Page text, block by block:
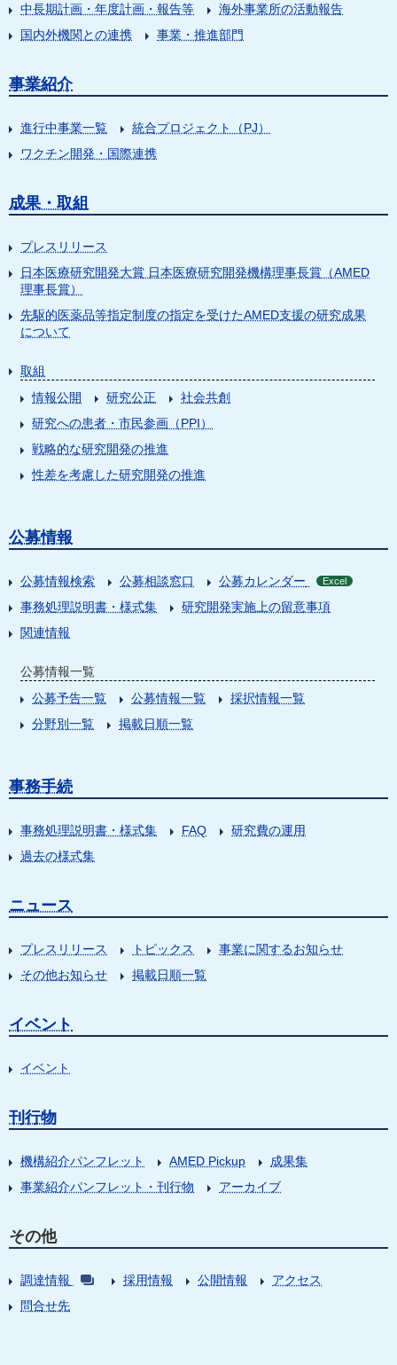
中長期計画・年度計画・報告等
海外事業所の活動報告
国内外機関との連携
事業・推進部門
事業紹介
進行中事業一覧
統合プロジェクト（PJ）
ワクチン開発・国際連携
成果・取組
プレスリリース
日本医療研究開発大賞 日本医療研究開発機構理事長賞（AMED
理事長賞）
先駆的医薬品等指定制度の指定を受けたAMED支援の研究成果
について
取組
情報公開
研究公正
社会共創
研究への患者・市民参画（PPI）
戦略的な研究開発の推進
性差を考慮した研究開発の推進
公募情報
公募情報検索 公募相談窓口 公募カレンダー Excel
事務処理説明書・様式集
研究開発実施上の留意事項
関連情報
公募情報一覧
公募予告一覧
公募情報一覧
採択情報一覧
分野別一覧
掲載日順一覧
事務手続
事務処理説明書・様式集 FAQ
研究費の運用
過去の様式集
ニュース
プレスリリース トピックス
事業に関するお知らせ
その他お知らせ
掲載日順一覧
イベント
イベント
刊行物
機構紹介パンフレット AMED Pickup
成果集
事業紹介パンフレット・刊行物
アーカイブ
その他
調達情報 採用情報 公開情報
アクセス
問合せ先